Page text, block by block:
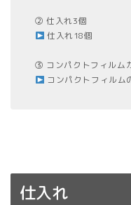
② 仕入れ3個
仕入れ18個
③ コンパクトフィルム
コンパクトフィルム
仕入れ